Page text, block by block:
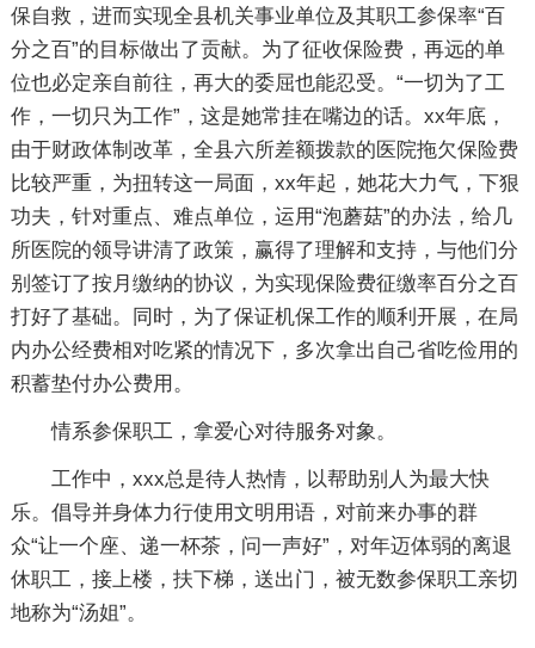
保自救，进而实现全县机关事业单位及其职工参保率“百
分之百”的目标做出了贡献。为了征收保险费，再远的单
位也必定亲自前往，再大的委屈也能忍受。“一切为了工
作，一切只为工作”，这是她常挂在嘴边的话。xx年底，
由于财政体制改革，全县六所差额拨款的医院拖欠保险费
比较严重，为扭转这一局面，xx年起，她花大力气，下狠
功夫，针对重点、难点单位，运用“泡蘑菇”的办法，给几
所医院的领导讲清了政策，赢得了理解和支持，与他们分
别签订了按月缴纳的协议，为实现保险费征缴率百分之百
打好了基础。同时，为了保证机保工作的顺利开展，在局
内办公经费相对吃紧的情况下，多次拿出自己省吃俭用的
积蓄垫付办公费用。
情系参保职工，拿爱心对待服务对象。
工作中，xxx总是待人热情，以帮助别人为最大快
乐。倡导并身体力行使用文明用语，对前来办事的群
众“让一个座、递一杯茶，问一声好”，对年迈体弱的离退
休职工，接上楼，扶下梯，送出门，被无数参保职工亲切
地称为“汤姐”。